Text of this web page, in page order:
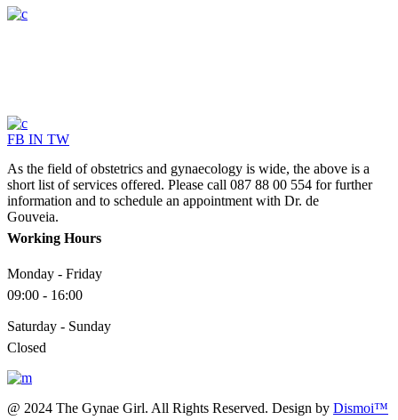
FB IN TW
As the field of obstetrics and gynaecology is wide, the above is a
short list of services offered. Please call 087 88 00 554 for further
information and to schedule an appointment with Dr. de
Gouveia.
Working Hours
Monday - Friday
09:00 - 16:00
Saturday - Sunday
Closed
@ 2024 The Gynae Girl. All Rights Reserved. Design by Dismoi™